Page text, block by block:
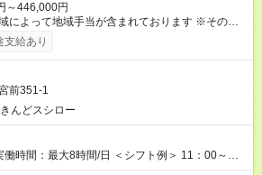
～446,000円
って地域手当が含まれております ※その他ブ
当を支給。1分単位での残業代（100％支給）や
も別途支給します。 ＜月給例＞ 【例1】転
＋残業代・諸手当 ※地域手当2万円が含まれま
内勤務の場合：月給29万5000円＋残業代・諸手
万円やブロック外勤務手当1万5000円が含まれま
月給38万9000円／2025年度実績）で、店長の平
支給あり
前351-1
んどスシロー
大8時間/日 ＜シフト例＞ 11：00～
00～21：00、15：00～24：00 ※1ヶ月単位の変